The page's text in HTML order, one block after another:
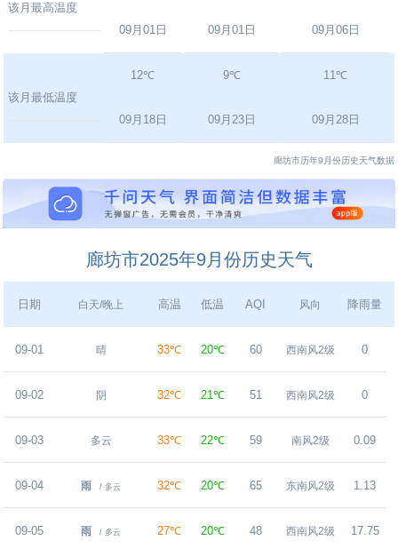
该月最高温度
09月01日 09月01日 09月06日
该月最低温度
12℃
09月18日
9℃
09月23日
11℃
09月28日
廊坊市历年9月份历史天气数据
廊坊市2025年9月份历史天气
日期 白天/晚上 高温 低温 AQI 风向 降雨量
09-01 晴 33℃ 20℃ 60 西南风2级 0
09-02 阴 32℃ 21℃ 51 西南风2级 0
09-03 多云 33℃ 22℃ 59 南风2级 0.09
09-04 雨 / 多云 32℃ 20℃ 65 东南风2级 1.13
09-05 雨 / 多云 27℃ 20℃ 48 西南风2级 17.75